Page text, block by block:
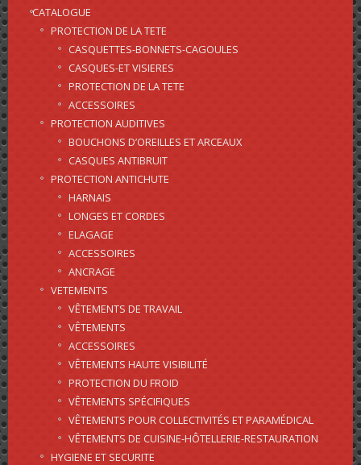
CATALOGUE
PROTECTION DE LA TETE
CASQUETTES-BONNETS-CAGOULES
CASQUES-ET VISIERES
PROTECTION DE LA TETE
ACCESSOIRES
PROTECTION AUDITIVES
BOUCHONS D’OREILLES ET ARCEAUX
CASQUES ANTIBRUIT
PROTECTION ANTICHUTE
HARNAIS
LONGES ET CORDES
ELAGAGE
ACCESSOIRES
ANCRAGE
VETEMENTS
VÊTEMENTS DE TRAVAIL
VÊTEMENTS
ACCESSOIRES
VÊTEMENTS HAUTE VISIBILITÉ
PROTECTION DU FROID
VÊTEMENTS SPÉCIFIQUES
VÊTEMENTS POUR COLLECTIVITÉS ET PARAMÉDICAL
VÊTEMENTS DE CUISINE-HÔTELLERIE-RESTAURATION
HYGIENE ET SECURITE